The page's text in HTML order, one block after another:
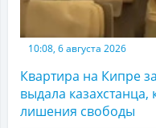
10:08, 6 августа 2026
Квартира на Кипре
выдала казахстанца,
лишения свободы